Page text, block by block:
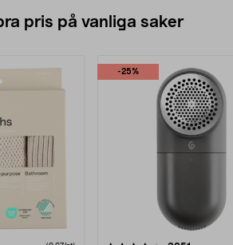
pris på vanliga saker
-25%